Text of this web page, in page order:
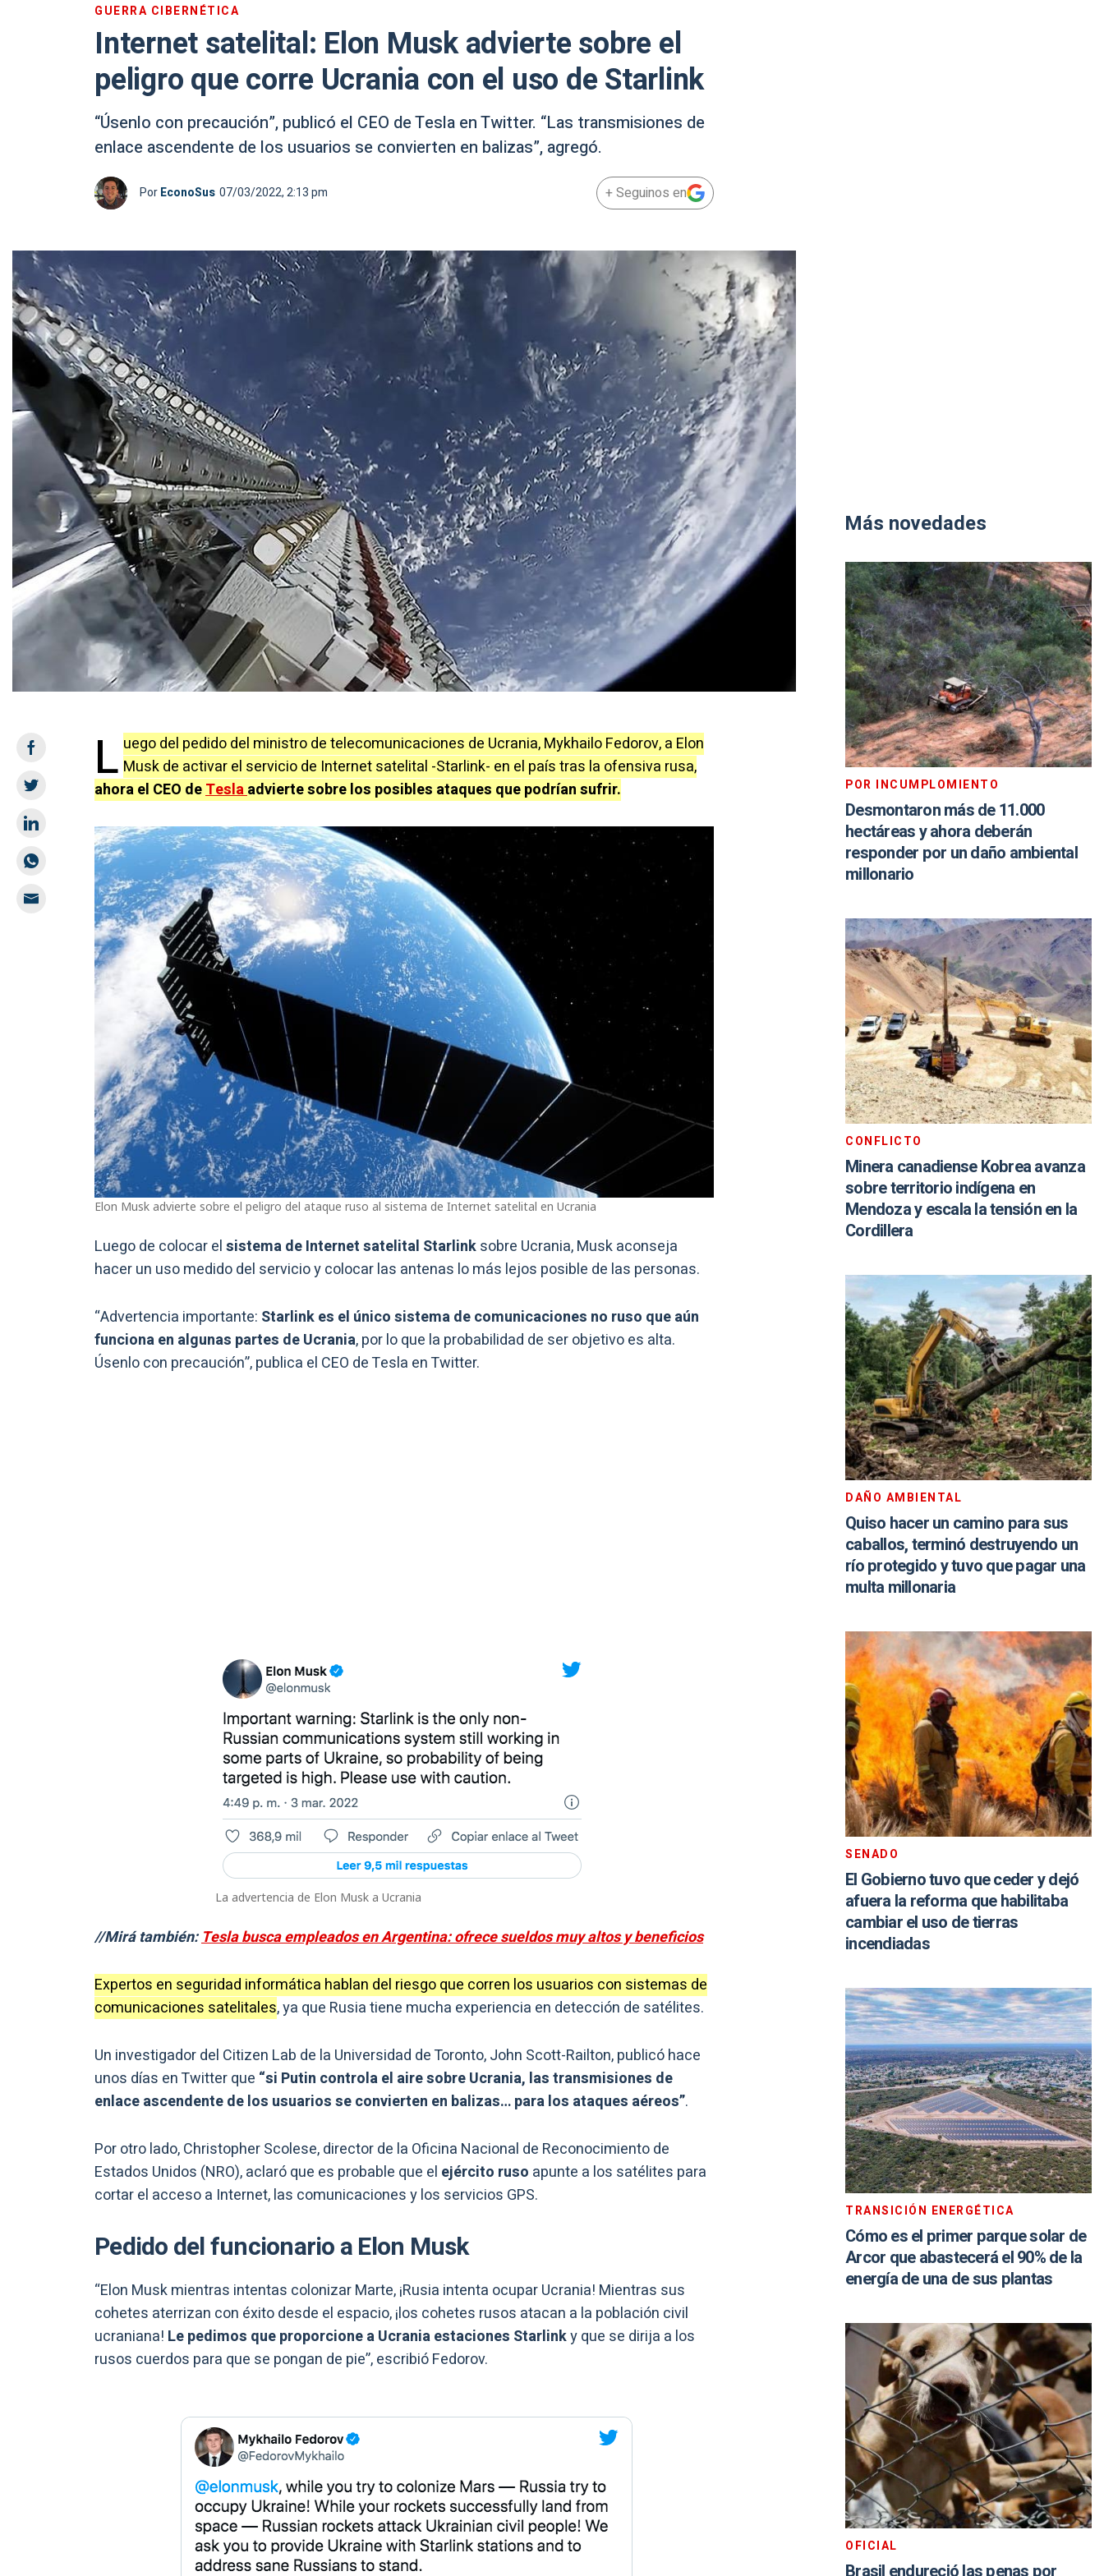
GUERRA CIBERNÉTICA
Internet satelital: Elon Musk advierte sobre el
peligro que corre Ucrania con el uso de Starlink
“Úsenlo con precaución”, publicó el CEO de Tesla en Twitter. “Las transmisiones de
enlace ascendente de los usuarios se convierten en balizas”, agregó.
PorEconoSus 07/03/2022, 2:13 pm + Seguinos en
L uego del pedido del ministro de telecomunicaciones de Ucrania, Mykhailo Fedorov, a Elon
Musk de activar el servicio de Internet satelital -Starlink- en el país tras la ofensiva rusa,
ahora el CEO deTeslaadvierte sobre los posibles ataques que podrían sufrir.
Elon Musk advierte sobre el peligro del ataque ruso al sistema de Internet satelital en Ucrania
Luego de colocar elsistema de Internet satelital Starlinksobre Ucrania, Musk aconseja
hacer un uso medido del servicio y colocar las antenas lo más lejos posible de las personas.
“Advertencia importante: Starlink es el único sistema de comunicaciones no ruso que aún
funciona en algunas partes de Ucrania, por lo que la probabilidad de ser objetivo es alta.
Úsenlo con precaución”, publica el CEO de Tesla en Twitter.
La advertencia de Elon Musk a Ucrania
//Mirá también:Tesla busca empleados en Argentina: ofrece sueldos muy altos y beneficios
Expertos en seguridad informática hablan del riesgo que corren los usuarios con sistemas de
comunicaciones satelitales, ya que Rusia tiene mucha experiencia en detección de satélites.
Un investigador del Citizen Lab de la Universidad de Toronto, John Scott-Railton, publicó hace
unos días en Twitter que “si Putin controla el aire sobre Ucrania, las transmisiones de
enlace ascendente de los usuarios se convierten en balizas… para los ataques aéreos”.
Por otro lado, Christopher Scolese, director de la Oficina Nacional de Reconocimiento de
Estados Unidos (NRO), aclaró que es probable que el ejército ruso apunte a los satélites para
cortar el acceso a Internet, las comunicaciones y los servicios GPS.
Pedido del funcionario a Elon Musk
“Elon Musk mientras intentas colonizar Marte, ¡Rusia intenta ocupar Ucrania! Mientras sus
cohetes aterrizan con éxito desde el espacio, ¡los cohetes rusos atacan a la población civil
ucraniana! Le pedimos que proporcione a Ucrania estaciones Starlinky que se dirija a los
rusos cuerdos para que se pongan de pie”, escribió Fedorov.
Más novedades
POR INCUMPLOMIENTO
Desmontaron más de 11.000
hectáreas y ahora deberán
responder por un daño ambiental
millonario
CONFLICTO
Minera canadiense Kobrea avanza
sobre territorio indígena en
Mendoza y escala la tensión en la
Cordillera
DAÑO AMBIENTAL
Quiso hacer un camino para sus
caballos, terminó destruyendo un
río protegido y tuvo que pagar una
multa millonaria
SENADO
El Gobierno tuvo que ceder y dejó
afuera la reforma que habilitaba
cambiar el uso de tierras
incendiadas
TRANSICIÓN ENERGÉTICA
Cómo es el primer parque solar de
Arcor que abastecerá el 90% de la
energía de una de sus plantas
OFICIAL